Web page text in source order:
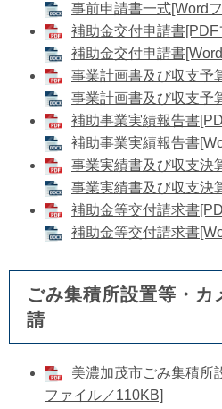
事前申請書一式[Word
補助金交付申請書
補助金交付申請書
事業計画書及び収支予
事業計画書及び収支予
補助事業実績報告書
補助事業実績報告書
事業実績書及び収支決
事業実績書及び収支決
補助金等交付請求書
補助金等交付請求書
ごみ集積所設置等・カ
請
美濃加茂市ごみ集積所
ファイル／110KB]